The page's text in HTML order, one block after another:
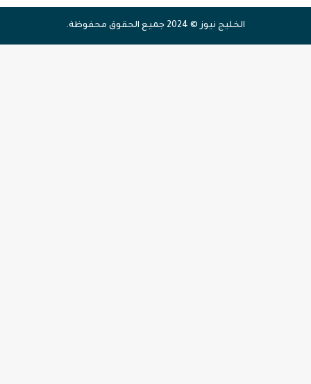
الخليج نيوز © 2024 جميع الحقوق محفوظة.